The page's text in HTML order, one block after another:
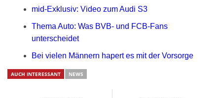
mid-Exklusiv: Video zum Audi S3
Thema Auto: Was BVB- und FCB-Fans
unterscheidet
Bei vielen Männern hapert es mit der Vorsorge
AUCH INTERESSANT NEWS